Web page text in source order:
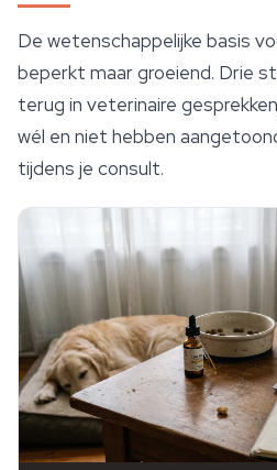
De wetenschappelijke basis
beperkt maar groeiend. Drie
terug in veterinaire
wél en niet hebben
tijdens je consult.